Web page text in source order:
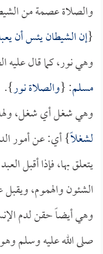
والصلاة عصمة من
{إن الشيطان يئس أن
وهي نور، كما قال عليه
مسلم: {والصلاة نور}.
وهي شغل أي شغل،
لشغلاً} أي: عن أمور
يتعلق بها، فإذا أقبل
الشئون والهموم،
وهي أيضاً حقن لدم
صلى الله عليه وسلم